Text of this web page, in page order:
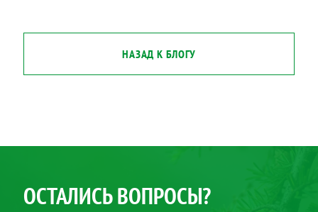
НАЗАД К БЛОГУ
ОСТАЛИСЬ ВОПРОСЫ?